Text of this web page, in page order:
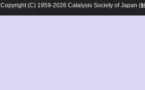
Copyright (C) 1959-2026 Catalysis Society of Japan (